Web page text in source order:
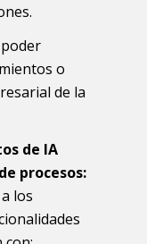
o
de la
de IA
procesos:
los